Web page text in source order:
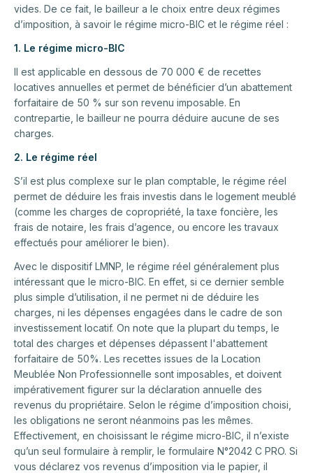
vides. De ce fait, le bailleur a le choix entre deux régimes
d’imposition, à savoir le régime micro-BIC et le régime réel :
1. Le régime micro-BIC
Il est applicable en dessous de 70 000 € de recettes
locatives annuelles et permet de bénéficier d’un abattement
forfaitaire de 50 % sur son revenu imposable. En
contrepartie, le bailleur ne pourra déduire aucune de ses
charges.
2. Le régime réel
S’il est plus complexe sur le plan comptable, le régime réel
permet de déduire les frais investis dans le logement meublé
(comme les charges de copropriété, la taxe foncière, les
frais de notaire, les frais d’agence, ou encore les travaux
effectués pour améliorer le bien).
Avec le dispositif LMNP, le régime réel généralement plus
intéressant que le micro-BIC. En effet, si ce dernier semble
plus simple d’utilisation, il ne permet ni de déduire les
charges, ni les dépenses engagées dans le cadre de son
investissement locatif. On note que la plupart du temps, le
total des charges et dépenses dépassent l'abattement
forfaitaire de 50%. Les recettes issues de la Location
Meublée Non Professionnelle sont imposables, et doivent
impérativement figurer sur la déclaration annuelle des
revenus du propriétaire. Selon le régime d’imposition choisi,
les obligations ne seront néanmoins pas les mêmes.
Effectivement, en choisissant le régime micro-BIC, il n’existe
qu’un seul formulaire à remplir, le formulaire N°2042 C PRO. Si
vous déclarez vos revenus d’imposition via le papier, il